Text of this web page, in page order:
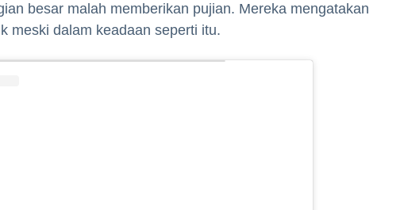
besar malah memberikan pujian. Mereka mengatakan
meski dalam keadaan seperti itu.